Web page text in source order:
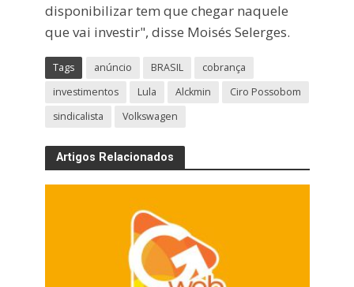
disponibilizar tem que chegar naquele
que vai investir", disse Moisés Selerges.
Tags anúncio BRASIL
cobrança
investimentos
Lula Alckmin
Ciro Possobom
sindicalista
Volkswagen
Artigos Relacionados